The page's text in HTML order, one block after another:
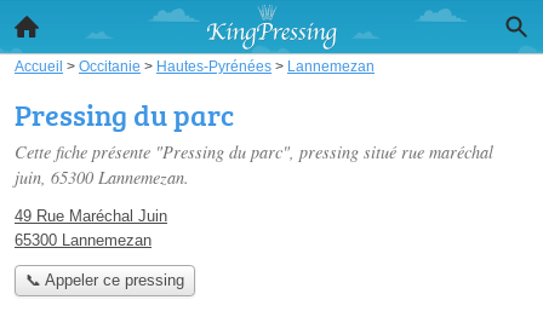
Accueil > Occitanie > Hautes-Pyrénées > Lannemezan
Pressing du parc
Cette fiche présente "Pressing du parc", pressing situé rue maréchal
juin, 65300 Lannemezan.
49 Rue Maréchal Juin
65300 Lannemezan
📞 Appeler ce pressing